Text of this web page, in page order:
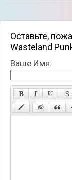
Оставьте,
Wasteland
Ваше Имя: